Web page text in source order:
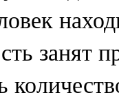
занят